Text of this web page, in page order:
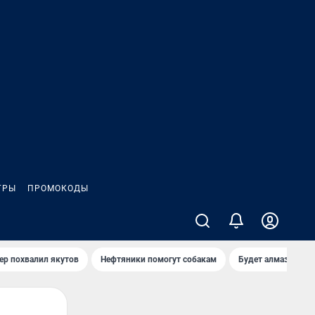
ПРОМОКОДЫ
похвалил якутов Нефтяники помогут собакам Будет алмазный